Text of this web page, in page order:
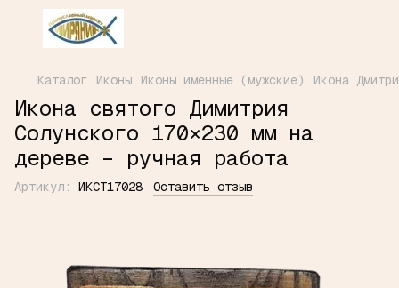
Каталог Иконы Иконы именные (мужские) Икона
Икона святого Димитрия
Солунского 170×230 мм на
дереве – ручная работа
Артикул: ИКСТ17028 Оставить отзыв